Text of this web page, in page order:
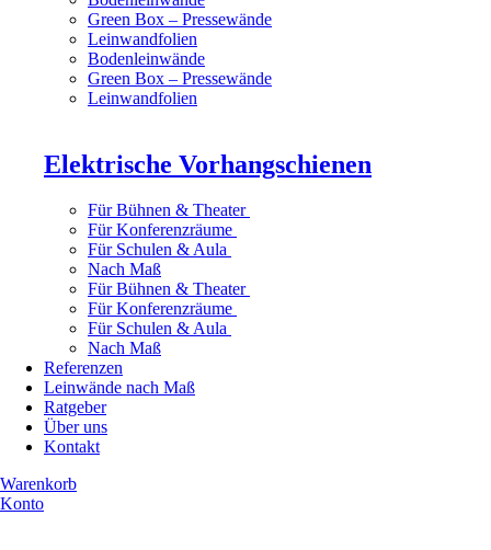
Green Box – Pressewände
Leinwandfolien
Bodenleinwände
Green Box – Pressewände
Leinwandfolien
Elektrische Vorhangschienen
Für Bühnen & Theater
Für Konferenzräume
Für Schulen & Aula
Nach Maß
Für Bühnen & Theater
Für Konferenzräume
Für Schulen & Aula
Nach Maß
Referenzen
Leinwände nach Maß
Ratgeber
Über uns
Kontakt
Warenkorb
Konto